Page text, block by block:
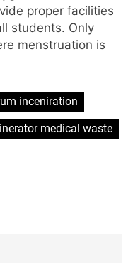
proper facilities
students. Only
menstruation is
inceniration
medical waste